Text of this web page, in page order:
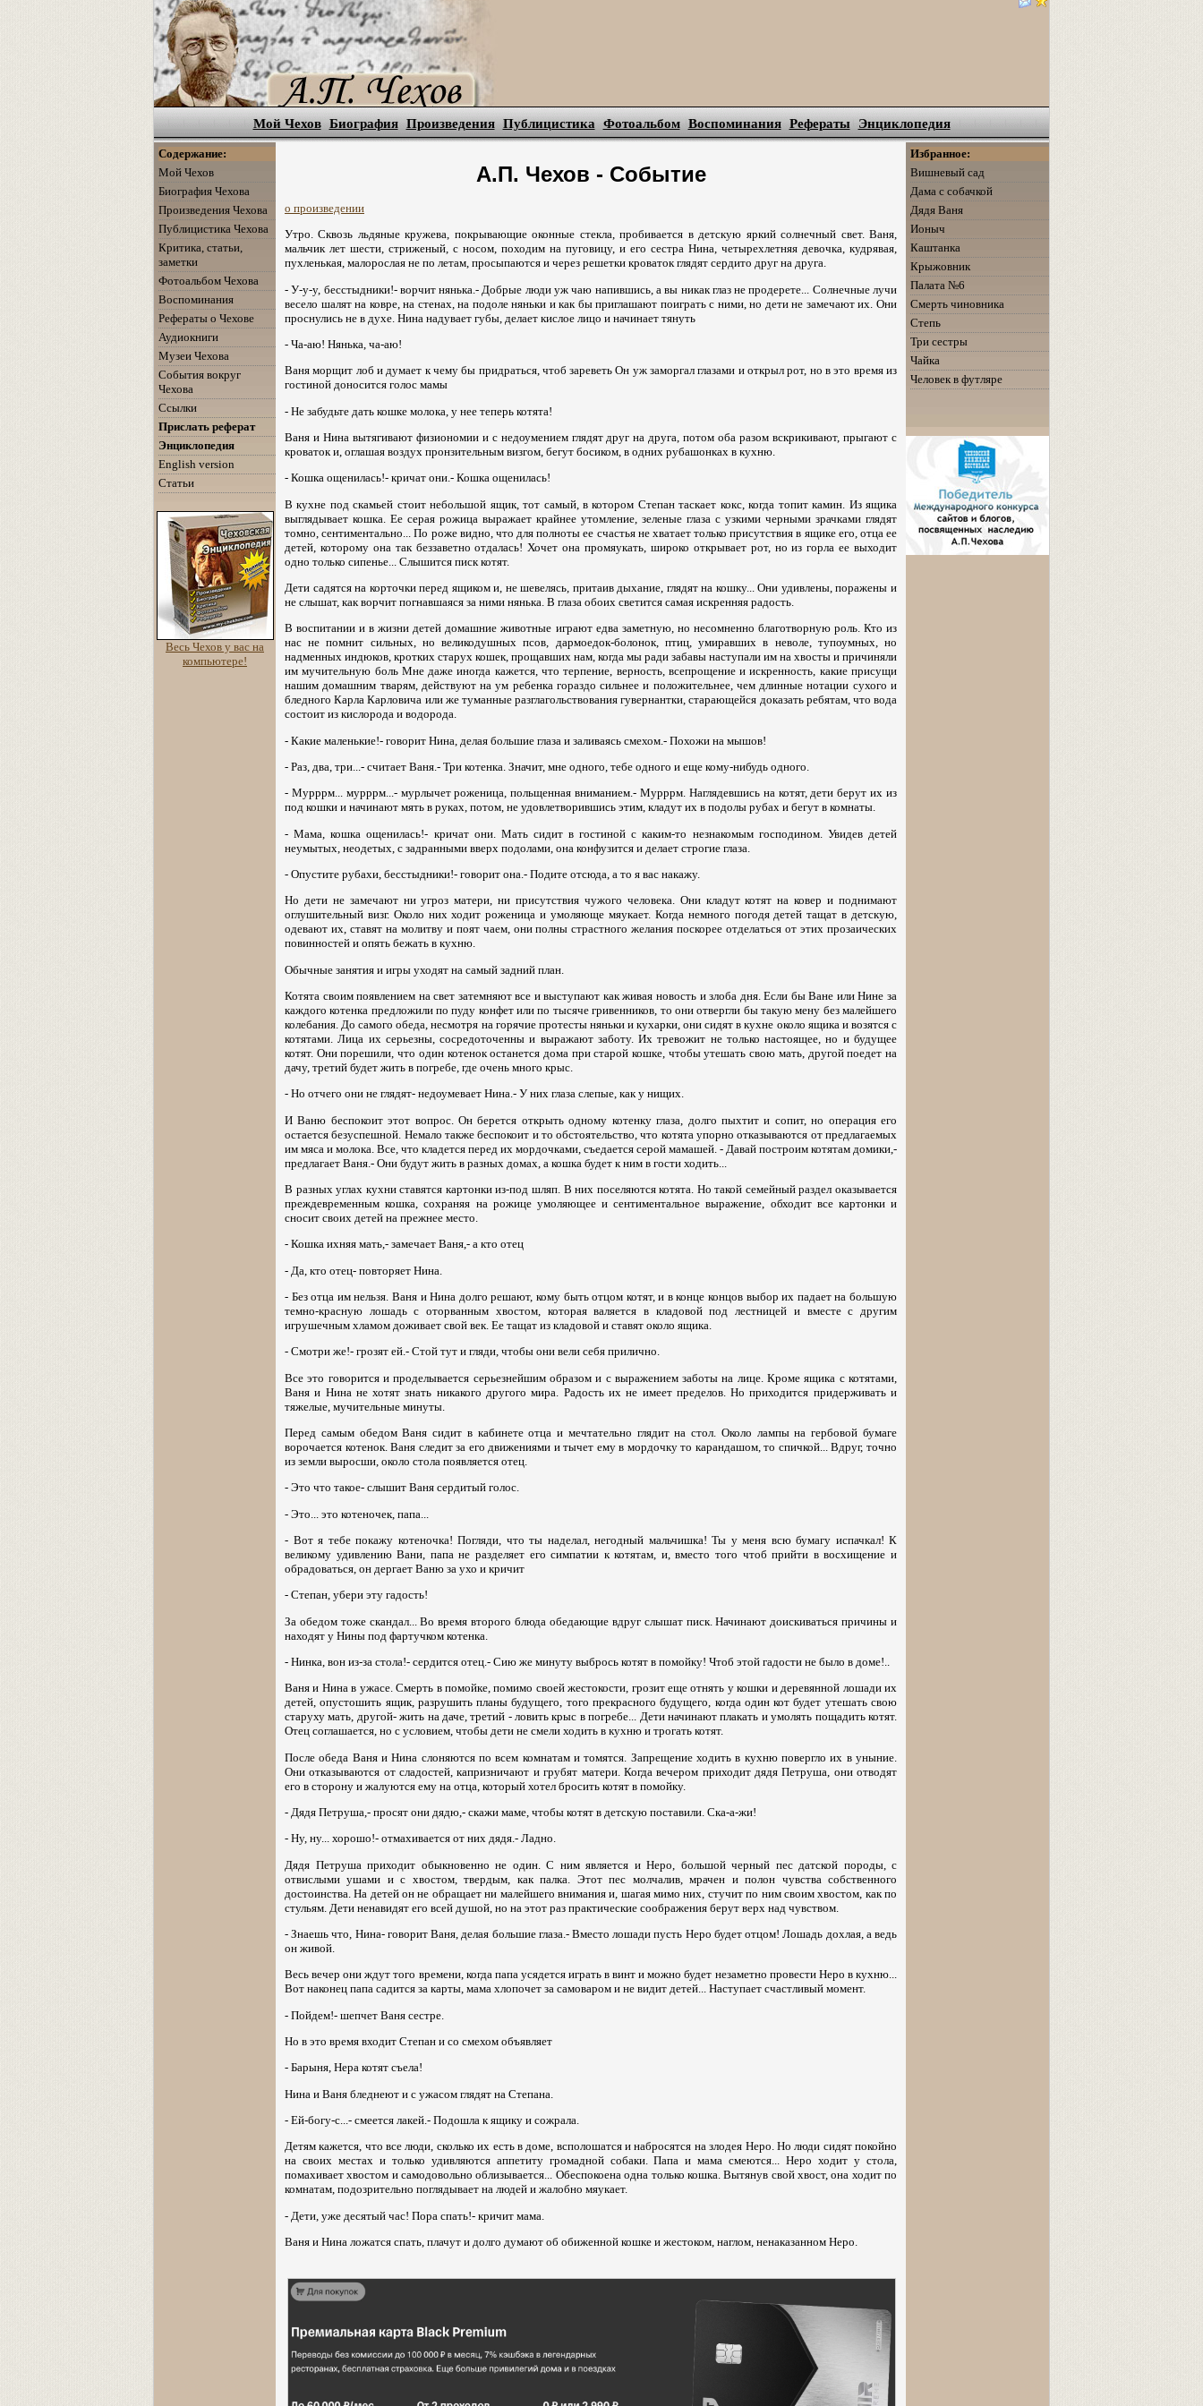
Мой Чехов Биография Произведения Публицистика Фотоальбом Воспоминания Рефераты Энциклопедия
Содержание:
Мой Чехов
Биография Чехова
Произведения Чехова
Публицистика Чехова
Критика, статьи,
заметки
Фотоальбом Чехова
Воспоминания
Рефераты о Чехове
Аудиокниги
Музеи Чехова
События вокруг
Чехова
Ссылки
Прислать реферат
Энциклопедия
English version
Статьи
Весь Чехов у вас на
компьютере!
А.П. Чехов - Событие
о произведении
Утро. Сквозь льдяные кружева, покрывающие оконные стекла, пробивается в детскую яркий солнечный свет. Ваня,
мальчик лет шести, стриженый, с носом, походим на пуговицу, и его сестра Нина, четырехлетняя девочка, кудрявая,
пухленькая, малорослая не по летам, просыпаются и через решетки кроваток глядят сердито друг на друга.
- У-у-у, бесстыдники!- ворчит нянька.- Добрые люди уж чаю напившись, а вы никак глаз не продерете... Солнечные лучи
весело шалят на ковре, на стенах, на подоле няньки и как бы приглашают поиграть с ними, но дети не замечают их. Они
проснулись не в духе. Нина надувает губы, делает кислое лицо и начинает тянуть
- Ча-аю! Нянька, ча-аю!
Ваня морщит лоб и думает к чему бы придраться, чтоб зареветь Он уж заморгал глазами и открыл рот, но в это время из
гостиной доносится голос мамы
- Не забудьте дать кошке молока, у нее теперь котята!
Ваня и Нина вытягивают физиономии и с недоумением глядят друг на друга, потом оба разом вскрикивают, прыгают с
кроваток и, оглашая воздух пронзительным визгом, бегут босиком, в одних рубашонках в кухню.
- Кошка ощенилась!- кричат они.- Кошка ощенилась!
В кухне под скамьей стоит небольшой ящик, тот самый, в котором Степан таскает кокс, когда топит камин. Из ящика
выглядывает кошка. Ее серая рожица выражает крайнее утомление, зеленые глаза с узкими черными зрачками глядят
томно, сентиментально... По роже видно, что для полноты ее счастья не хватает только присутствия в ящике его, отца ее
детей, которому она так беззаветно отдалась! Хочет она промяукать, широко открывает рот, но из горла ее выходит
одно только сипенье... Слышится писк котят.
Дети садятся на корточки перед ящиком и, не шевелясь, притаив дыхание, глядят на кошку... Они удивлены, поражены и
не слышат, как ворчит погнавшаяся за ними нянька. В глаза обоих светится самая искренняя радость.
В воспитании и в жизни детей домашние животные играют едва заметную, но несомненно благотворную роль. Кто из
нас не помнит сильных, но великодушных псов, дармоедок-болонок, птиц, умиравших в неволе, тупоумных, но
надменных индюков, кротких старух кошек, прощавших нам, когда мы ради забавы наступали им на хвосты и причиняли
им мучительную боль Мне даже иногда кажется, что терпение, верность, всепрощение и искренность, какие присущи
нашим домашним тварям, действуют на ум ребенка гораздо сильнее и положительнее, чем длинные нотации сухого и
бледного Карла Карловича или же туманные разглагольствования гувернантки, старающейся доказать ребятам, что вода
состоит из кислорода и водорода.
- Какие маленькие!- говорит Нина, делая большие глаза и заливаясь смехом.- Похожи на мышов!
- Раз, два, три...- считает Ваня.- Три котенка. Значит, мне одного, тебе одного и еще кому-нибудь одного.
- Мурррм... мурррм...- мурлычет роженица, польщенная вниманием.- Мурррм. Наглядевшись на котят, дети берут их из
под кошки и начинают мять в руках, потом, не удовлетворившись этим, кладут их в подолы рубах и бегут в комнаты.
- Мама, кошка ощенилась!- кричат они. Мать сидит в гостиной с каким-то незнакомым господином. Увидев детей
неумытых, неодетых, с задранными вверх подолами, она конфузится и делает строгие глаза.
- Опустите рубахи, бесстыдники!- говорит она.- Подите отсюда, а то я вас накажу.
Но дети не замечают ни угроз матери, ни присутствия чужого человека. Они кладут котят на ковер и поднимают
оглушительный визг. Около них ходит роженица и умоляюще мяукает. Когда немного погодя детей тащат в детскую,
одевают их, ставят на молитву и поят чаем, они полны страстного желания поскорее отделаться от этих прозаических
повинностей и опять бежать в кухню.
Обычные занятия и игры уходят на самый задний план.
Котята своим появлением на свет затемняют все и выступают как живая новость и злоба дня. Если бы Ване или Нине за
каждого котенка предложили по пуду конфет или по тысяче гривенников, то они отвергли бы такую мену без малейшего
колебания. До самого обеда, несмотря на горячие протесты няньки и кухарки, они сидят в кухне около ящика и возятся с
котятами. Лица их серьезны, сосредоточенны и выражают заботу. Их тревожит не только настоящее, но и будущее
котят. Они порешили, что один котенок останется дома при старой кошке, чтобы утешать свою мать, другой поедет на
дачу, третий будет жить в погребе, где очень много крыс.
- Но отчего они не глядят- недоумевает Нина.- У них глаза слепые, как у нищих.
И Ваню беспокоит этот вопрос. Он берется открыть одному котенку глаза, долго пыхтит и сопит, но операция его
остается безуспешной. Немало также беспокоит и то обстоятельство, что котята упорно отказываются от предлагаемых
им мяса и молока. Все, что кладется перед их мордочками, съедается серой мамашей. - Давай построим котятам домики,-
предлагает Ваня.- Они будут жить в разных домах, а кошка будет к ним в гости ходить...
В разных углах кухни ставятся картонки из-под шляп. В них поселяются котята. Но такой семейный раздел оказывается
преждевременным кошка, сохраняя на рожице умоляющее и сентиментальное выражение, обходит все картонки и
сносит своих детей на прежнее место.
- Кошка ихняя мать,- замечает Ваня,- а кто отец
- Да, кто отец- повторяет Нина.
- Без отца им нельзя. Ваня и Нина долго решают, кому быть отцом котят, и в конце концов выбор их падает на большую
темно-красную лошадь с оторванным хвостом, которая валяется в кладовой под лестницей и вместе с другим
игрушечным хламом доживает свой век. Ее тащат из кладовой и ставят около ящика.
- Смотри же!- грозят ей.- Стой тут и гляди, чтобы они вели себя прилично.
Все это говорится и проделывается серьезнейшим образом и с выражением заботы на лице. Кроме ящика с котятами,
Ваня и Нина не хотят знать никакого другого мира. Радость их не имеет пределов. Но приходится придерживать и
тяжелые, мучительные минуты.
Перед самым обедом Ваня сидит в кабинете отца и мечтательно глядит на стол. Около лампы на гербовой бумаге
ворочается котенок. Ваня следит за его движениями и тычет ему в мордочку то карандашом, то спичкой... Вдруг, точно
из земли выросши, около стола появляется отец.
- Это что такое- слышит Ваня сердитый голос.
- Это... это котеночек, папа...
- Вот я тебе покажу котеночка! Погляди, что ты наделал, негодный мальчишка! Ты у меня всю бумагу испачкал! К
великому удивлению Вани, папа не разделяет его симпатии к котятам, и, вместо того чтоб прийти в восхищение и
обрадоваться, он дергает Ваню за ухо и кричит
- Степан, убери эту гадость!
За обедом тоже скандал... Во время второго блюда обедающие вдруг слышат писк. Начинают доискиваться причины и
находят у Нины под фартучком котенка.
- Нинка, вон из-за стола!- сердится отец.- Сию же минуту выбрось котят в помойку! Чтоб этой гадости не было в доме!..
Ваня и Нина в ужасе. Смерть в помойке, помимо своей жестокости, грозит еще отнять у кошки и деревянной лошади их
детей, опустошить ящик, разрушить планы будущего, того прекрасного будущего, когда один кот будет утешать свою
старуху мать, другой- жить на даче, третий - ловить крыс в погребе... Дети начинают плакать и умолять пощадить котят.
Отец соглашается, но с условием, чтобы дети не смели ходить в кухню и трогать котят.
После обеда Ваня и Нина слоняются по всем комнатам и томятся. Запрещение ходить в кухню повергло их в уныние.
Они отказываются от сладостей, капризничают и грубят матери. Когда вечером приходит дядя Петруша, они отводят
его в сторону и жалуются ему на отца, который хотел бросить котят в помойку.
- Дядя Петруша,- просят они дядю,- скажи маме, чтобы котят в детскую поставили. Ска-а-жи!
- Ну, ну... хорошо!- отмахивается от них дядя.- Ладно.
Дядя Петруша приходит обыкновенно не один. С ним является и Неро, большой черный пес датской породы, с
отвислыми ушами и с хвостом, твердым, как палка. Этот пес молчалив, мрачен и полон чувства собственного
достоинства. На детей он не обращает ни малейшего внимания и, шагая мимо них, стучит по ним своим хвостом, как по
стульям. Дети ненавидят его всей душой, но на этот раз практические соображения берут верх над чувством.
- Знаешь что, Нина- говорит Ваня, делая большие глаза.- Вместо лошади пусть Неро будет отцом! Лошадь дохлая, а ведь
он живой.
Весь вечер они ждут того времени, когда папа усядется играть в винт и можно будет незаметно провести Неро в кухню...
Вот наконец папа садится за карты, мама хлопочет за самоваром и не видит детей... Наступает счастливый момент.
- Пойдем!- шепчет Ваня сестре.
Но в это время входит Степан и со смехом объявляет
- Барыня, Нера котят съела!
Нина и Ваня бледнеют и с ужасом глядят на Степана.
- Ей-богу-с...- смеется лакей.- Подошла к ящику и сожрала.
Детям кажется, что все люди, сколько их есть в доме, всполошатся и набросятся на злодея Неро. Но люди сидят покойно
на своих местах и только удивляются аппетиту громадной собаки. Папа и мама смеются... Неро ходит у стола,
помахивает хвостом и самодовольно облизывается... Обеспокоена одна только кошка. Вытянув свой хвост, она ходит по
комнатам, подозрительно поглядывает на людей и жалобно мяукает.
- Дети, уже десятый час! Пора спать!- кричит мама.
Ваня и Нина ложатся спать, плачут и долго думают об обиженной кошке и жестоком, наглом, ненаказанном Неро.
Избранное:
Вишневый сад
Дама с собачкой
Дядя Ваня
Ионыч
Каштанка
Крыжовник
Палата №6
Смерть чиновника
Степь
Три сестры
Чайка
Человек в футляре